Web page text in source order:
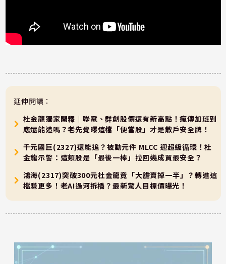
延伸閱讀：
杜金龍獨家開釋｜聯電、群創股價還有新高點！瘋傳加班到
底還能追嗎？老先覺曝這檔「便當股」才是散戶安全牌！
千元國巨(2327)還能追？被動元件 MLCC 迎超級循環！杜
金龍示警：這類股是「最後一棒」拉回幾成買最安全？
鴻海(2317)突破300元杜金龍竟「大膽賣掉一半」？轉進這
檔賺更多！老AI過河拆橋？最新驚人目標價曝光！